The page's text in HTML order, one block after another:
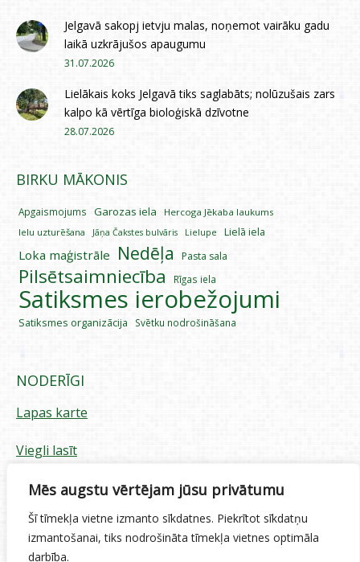
Mēs augstu vērtējam jūsu privātumu
Šī tīmekļa vietne izmanto sīkdatnes. Piekrītot sīkdatņu
izmantošanai, tiks nodrošināta tīmekļa vietnes optimāla
darbība.
Jelgavā sakopj ietvju malas, noņemot vairāku gadu
laikā uzkrājušos apaugumu
31.07.2026
Lielākais koks Jelgavā tiks saglabāts; nolūzušais zars
kalpo kā vērtīga bioloģiskā dzīvotne
28.07.2026
BIRKU MĀKONIS
Apgaismojums Garozas iela
Hercoga Jēkaba laukums
Ielu uzturēšana
Jāņa Čakstes bulvāris Lielupe Lielā iela
Loka maģistrāle Nedēļa Pasta sala
Pilsētsaimniecība Rīgas iela
Satiksmes ierobežojumi
Satiksmes organizācija Svētku nodrošināšana
NODERĪGI
Lapas karte
Viegli lasīt
Piekļūstamības paziņojums
Sīkdatņu izmantošana